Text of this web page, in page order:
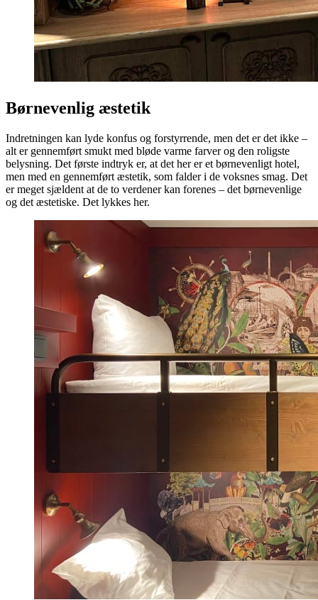
Børnevenlig æstetik
Indretningen kan lyde konfus og forstyrrende, men det er det ikke –
alt er gennemført smukt med bløde varme farver og den roligste
belysning. Det første indtryk er, at det her er et børnevenligt hotel,
men med en gennemført æstetik, som falder i de voksnes smag. Det
er meget sjældent at de to verdener kan forenes – det børnevenlige
og det æstetiske. Det lykkes her.